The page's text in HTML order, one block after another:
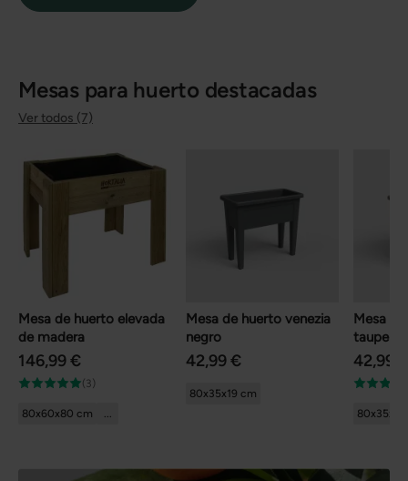
Mesas para huerto destacadas
Ver todos (7)
Mesa de huerto elevada
de madera
146,99 €
(3)
80x60x80 cm ...
Mesa de huerto venezia
negro
42,99 €
80x35x19 cm
Mesa
taupe
42,99 €